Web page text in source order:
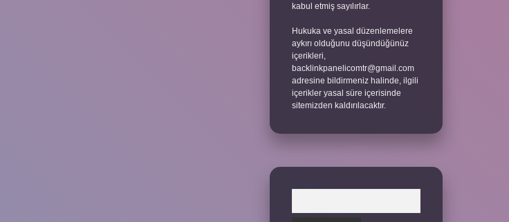
kabul etmiş sayılırlar.
Hukuka ve yasal düzenlemelere
aykırı olduğunu düşündüğünüz
içerikleri,
backlinkpanelicomtr@gmail.com
adresine bildirmeniz halinde, ilgili
içerikler yasal süre içerisinde
sitemizden kaldırılacaktır.